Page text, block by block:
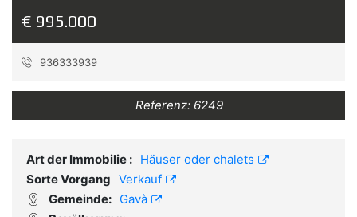
€ 995.000
936333939
Referenz: 6249
Art der Immobilie : Häuser oder chalets
Sorte Vorgang Verkauf
Gemeinde: Gavà